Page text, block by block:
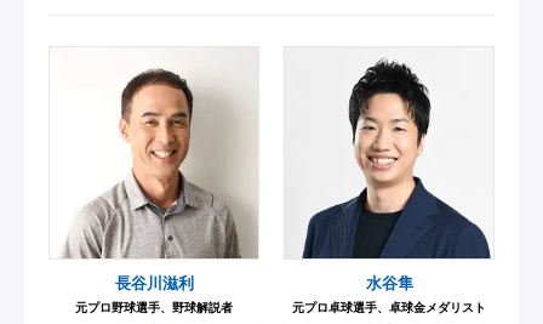
長谷川滋利
元プロ野球選手、野球解説者
水谷隼
元プロ卓球選手、卓球金メダリスト